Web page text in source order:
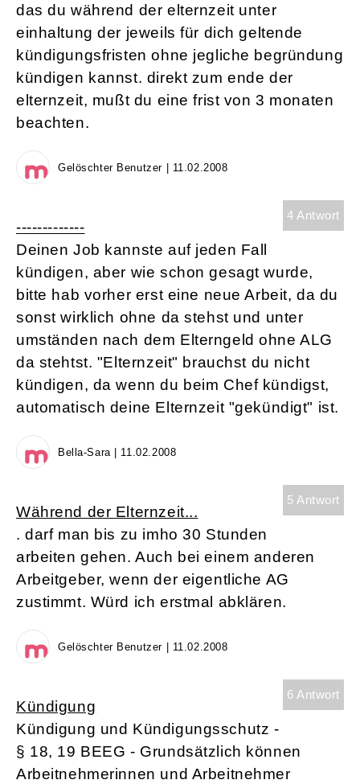
das du während der elternzeit unter
einhaltung der jeweils für dich geltende
kündigungsfristen ohne jegliche begründung
kündigen kannst. direkt zum ende der
elternzeit, mußt du eine frist von 3 monaten
beachten.
Gelöschter Benutzer | 11.02.2008
4 Antwort
-------------
Deinen Job kannste auf jeden Fall
kündigen, aber wie schon gesagt wurde,
bitte hab vorher erst eine neue Arbeit, da du
sonst wirklich ohne da stehst und unter
umständen nach dem Elterngeld ohne ALG
da stehtst. "Elternzeit" brauchst du nicht
kündigen, da wenn du beim Chef kündigst,
automatisch deine Elternzeit "gekündigt" ist.
Bella-Sara | 11.02.2008
5 Antwort
Während der Elternzeit...
. darf man bis zu imho 30 Stunden
arbeiten gehen. Auch bei einem anderen
Arbeitgeber, wenn der eigentliche AG
zustimmt. Würd ich erstmal abklären.
Gelöschter Benutzer | 11.02.2008
6 Antwort
Kündigung
Kündigung und Kündigungsschutz -
§ 18, 19 BEEG - Grundsätzlich können
Arbeitnehmerinnen und Arbeitnehmer